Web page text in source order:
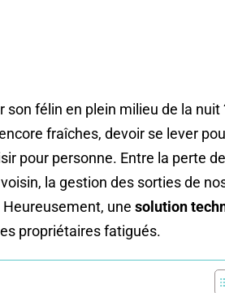
son félin en plein milieu de la nuit
fraîches, devoir se lever
pour personne. Entre la perte
la gestion des sorties de
une solution
propriétaires fatigués.